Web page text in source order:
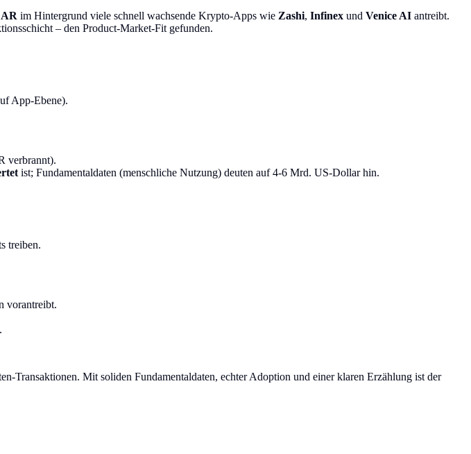
im Hintergrund viele schnell wachsende Krypto-Apps wie Zashi, Infinex und Venice AI antreibt.
– den Product-Market-Fit gefunden.
App-Ebene).
verbrannt).
ist; Fundamentaldaten (menschliche Nutzung) deuten auf 4-6 Mrd. US-Dollar hin.
treiben.
vorantreibt.
Transaktionen. Mit soliden Fundamentaldaten, echter Adoption und einer klaren Erzählung ist der